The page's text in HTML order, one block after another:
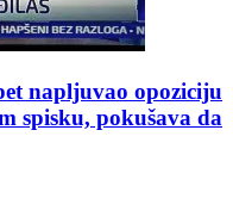
napljuvao opoziciju
spisku, pokušava da